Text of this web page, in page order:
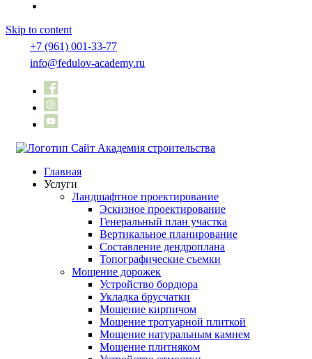
Skip to content
+7 (961) 001-33-77
info@fedulov-academy.ru
Главная
Услуги
Ландшафтное проектирование
Эскизное проектирование
Генеральный план участка
Вертикальное планирование
Составление дендроплана
Топографические съемки
Мощение дорожек
Устройство бордюра
Укладка брусчатки
Мощение кирпичом
Мощение тротуарной плиткой
Мощение натуральным камнем
Мощение плитняком